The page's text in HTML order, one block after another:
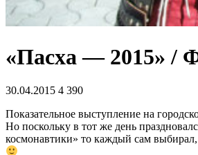
«Пасха — 2015» /
30.04.2015 4 390
Показательное выступление на
Но поскольку в тот же день
космонавтики» то каждый сам выбирал,